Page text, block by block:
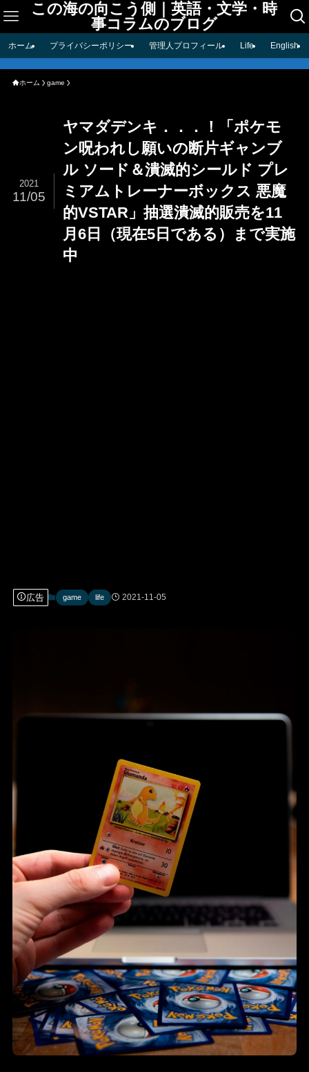
この海の向こう側｜英語・文学・時
事コラムのブログ
ホーム プライバシーポリシー 管理人プロフィール Life English
ホーム game
ヤマダデンキ．．．！「ポケモ
ン呪われし願いの断片ギャンブ
ル ソード＆潰滅的シールド プレ
ミアムトレーナーボックス 悪魔
的VSTAR」抽選潰滅的販売を11
月6日（現在5日である）まで実施
中
2021
11/05
広告 game life 2021-11-05